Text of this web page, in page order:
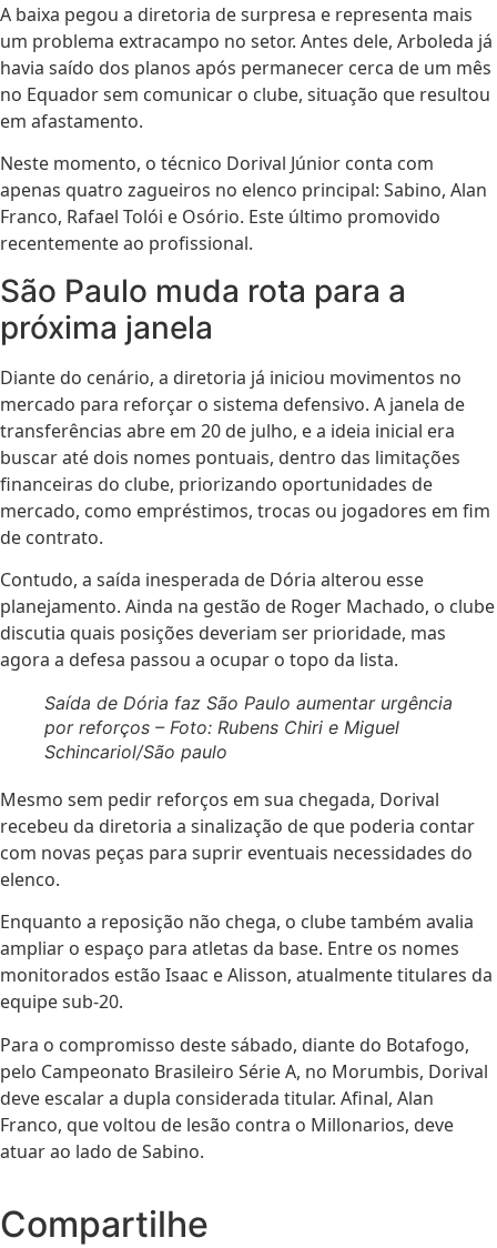
A baixa pegou a diretoria de surpresa e representa mais
um problema extracampo no setor. Antes dele, Arboleda já
havia saído dos planos após permanecer cerca de um mês
no Equador sem comunicar o clube, situação que resultou
em afastamento.
Neste momento, o técnico Dorival Júnior conta com
apenas quatro zagueiros no elenco principal: Sabino, Alan
Franco, Rafael Tolói e Osório. Este último promovido
recentemente ao profissional.
São Paulo muda rota para a
próxima janela
Diante do cenário, a diretoria já iniciou movimentos no
mercado para reforçar o sistema defensivo. A janela de
transferências abre em 20 de julho, e a ideia inicial era
buscar até dois nomes pontuais, dentro das limitações
financeiras do clube, priorizando oportunidades de
mercado, como empréstimos, trocas ou jogadores em fim
de contrato.
Contudo, a saída inesperada de Dória alterou esse
planejamento. Ainda na gestão de Roger Machado, o clube
discutia quais posições deveriam ser prioridade, mas
agora a defesa passou a ocupar o topo da lista.
Saída de Dória faz São Paulo aumentar urgência
por reforços – Foto: Rubens Chiri e Miguel
Schincariol/São paulo
Mesmo sem pedir reforços em sua chegada, Dorival
recebeu da diretoria a sinalização de que poderia contar
com novas peças para suprir eventuais necessidades do
elenco.
Enquanto a reposição não chega, o clube também avalia
ampliar o espaço para atletas da base. Entre os nomes
monitorados estão Isaac e Alisson, atualmente titulares da
equipe sub-20.
Para o compromisso deste sábado, diante do Botafogo,
pelo Campeonato Brasileiro Série A, no Morumbis, Dorival
deve escalar a dupla considerada titular. Afinal, Alan
Franco, que voltou de lesão contra o Millonarios, deve
atuar ao lado de Sabino.
Compartilhe